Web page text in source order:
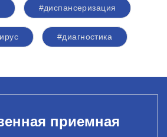
#диспансеризация
#диагностика
приемная